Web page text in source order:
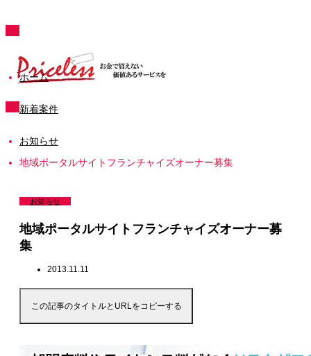
ホーム
新着案件
お知らせ
地域ポータルサイトフランチャイズオーナー募集
お知らせ
地域ポータルサイトフランチャイズオーナー募
集
2013.11.11
この記事のタイトルとURLをコピーする